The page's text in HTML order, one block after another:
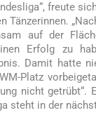
freute
Tänzerinnen.
auf der
Erfolg zu
Damit hatte
Platz
nicht getrübt“.
steht in der